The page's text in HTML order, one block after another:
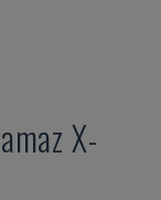
X-